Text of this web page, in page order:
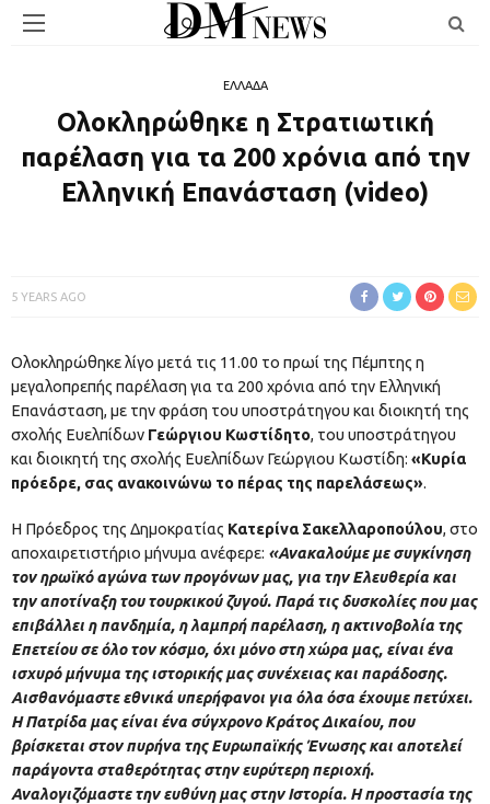
ΕΛΛΑΔΑ
Ολοκληρώθηκε η Στρατιωτική
παρέλαση για τα 200 χρόνια από την
Eλληνική Eπανάσταση (video)
5 YEARS AGO
Ολοκληρώθηκε λίγο μετά τις 11.00 το πρωί της Πέμπτης η
μεγαλοπρεπής παρέλαση για τα 200 χρόνια από την Ελληνική
Επανάσταση, με την φράση του υποστράτηγου και διοικητή της
σχολής Ευελπίδων Γεώργιου Κωστίδητο, του υποστράτηγου
και διοικητή της σχολής Ευελπίδων Γεώργιου Κωστίδη: «Κυρία
πρόεδρε, σας ανακοινώνω το πέρας της παρελάσεως».
Η Πρόεδρος της Δημοκρατίας Κατερίνα Σακελλαροπούλου, στο
αποχαιρετιστήριο μήνυμα ανέφερε: «Ανακαλούμε με συγκίνηση
τον ηρωϊκό αγώνα των προγόνων μας, για την Ελευθερία και
την αποτίναξη του τουρκικού ζυγού. Παρά τις δυσκολίες που μας
επιβάλλει η πανδημία, η λαμπρή παρέλαση, η ακτινοβολία της
Επετείου σε όλο τον κόσμο, όχι μόνο στη χώρα μας, είναι ένα
ισχυρό μήνυμα της ιστορικής μας συνέχειας και παράδοσης.
Αισθανόμαστε εθνικά υπερήφανοι για όλα όσα έχουμε πετύχει.
Η Πατρίδα μας είναι ένα σύγχρονο Κράτος Δικαίου, που
βρίσκεται στον πυρήνα της Ευρωπαϊκής Ένωσης και αποτελεί
παράγοντα σταθερότητας στην ευρύτερη περιοχή.
Αναλογιζόμαστε την ευθύνη μας στην Ιστορία. Η προστασία της